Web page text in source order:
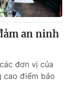
an ninh
đơn vị của
cao điểm bảo